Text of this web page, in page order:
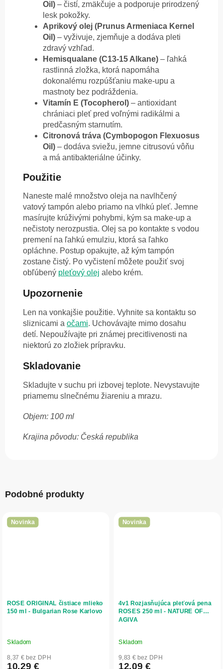
Oil) – čistí, zmäkčuje a podporuje prirodzený
lesk pokožky.
Aprikový olej (Prunus Armeniaca Kernel
Oil) – vyživuje, zjemňuje a dodáva pleti
zdravý vzhľad.
Hemisqualane (C13-15 Alkane) – ľahká
rastlinná zložka, ktorá napomáha
dokonalému rozpúšťaniu make-upu a
mastnoty bez podráždenia.
Vitamín E (Tocopherol) – antioxidant
chrániaci pleť pred voľnými radikálmi a
predčasným starnutím.
Citronová tráva (Cymbopogon Flexuosus
Oil) – dodáva sviežu, jemne citrusovú vôňu
a má antibakteriálne účinky.
Použitie
Naneste malé množstvo oleja na navlhčený
vatový tampón alebo priamo na vlhkú pleť. Jemne
masírujte krúživými pohybmi, kým sa make-up a
nečistoty nerozpustia. Olej sa po kontakte s vodou
premení na ľahkú emulziu, ktorá sa ľahko
opláchne. Postup opakujte, až kým tampón
zostane čistý. Po vyčistení môžete použiť svoj
obľúbený pleťový olej alebo krém.
Upozornenie
Len na vonkajšie použitie. Vyhnite sa kontaktu so
sliznicami a očami. Uchovávajte mimo dosahu
detí. Nepoužívajte pri známej precitlivenosti na
niektorú zo zložiek prípravku.
Skladovanie
Skladujte v suchu pri izbovej teplote. Nevystavujte
priamemu slnečnému žiareniu a mrazu.
Objem: 100 ml
Krajina pôvodu: Česká republika
Podobné produkty
Novinka
ROSE ORIGINAL čistiace mlieko
150 ml - Bulgarian Rose Karlovo
Skladom
8,37 € bez DPH
10,29 €
Novinka
4v1 Rozjasňujúca pleťová pena
ROSES 250 ml - NATURE OF
AGIVA
Skladom
9,83 € bez DPH
12,09 €